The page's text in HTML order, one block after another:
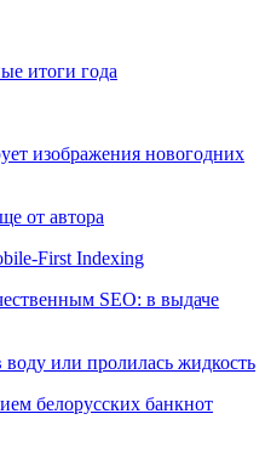
итоги года
изображения новогодних
от автора
First Indexing
SEO: в выдаче
или пролилась жидкость
белорусских банкнот